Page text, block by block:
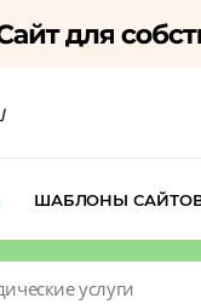
ШАБЛОНЫ